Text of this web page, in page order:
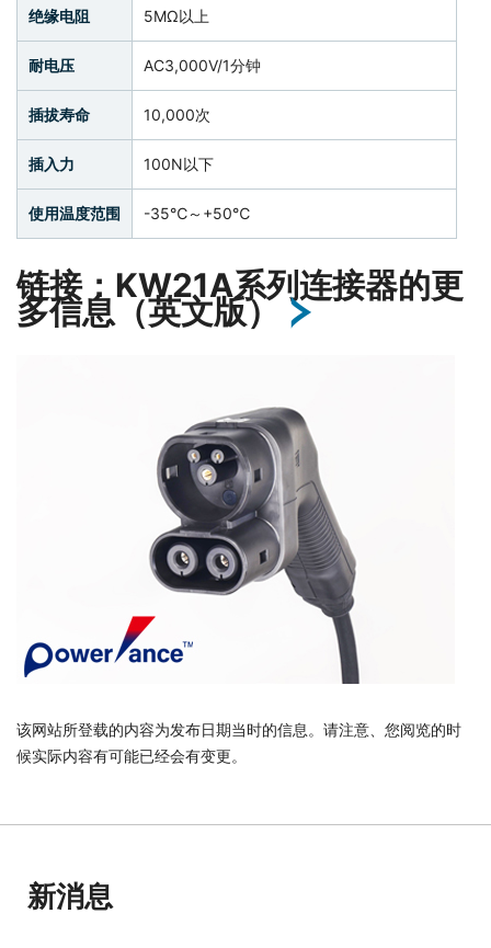
绝缘电阻 5MΩ以上
耐电压 AC3,000V/1分钟
插拔寿命 10,000次
插入力 100N以下
使用温度范围 -35℃～+50℃
链接：KW21A系列连接器的更
多信息（英文版）
该网站所登载的内容为发布日期当时的信息。请注意、您阅览的时
候实际内容有可能已经会有变更。
新消息